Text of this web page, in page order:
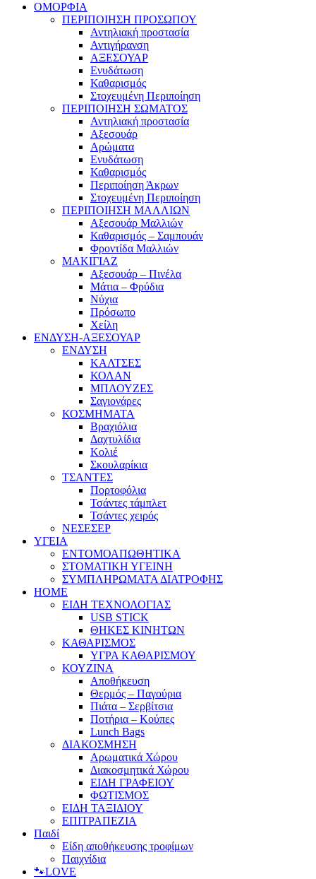
ΟΜΟΡΦΙΑ
ΠΕΡΙΠΟΙΗΣΗ ΠΡΟΣΩΠΟΥ
Αντηλιακή προστασία
Αντιγήρανση
ΑΞΕΣΟΥΑΡ
Ενυδάτωση
Καθαρισμός
Στοχευμένη Περιποίηση
ΠΕΡΙΠΟΙΗΣΗ ΣΩΜΑΤΟΣ
Αντηλιακή προστασία
Αξεσουάρ
Αρώματα
Ενυδάτωση
Καθαρισμός
Περιποίηση Άκρων
Στοχευμένη Περιποίηση
ΠΕΡΙΠΟΙΗΣΗ ΜΑΛΛΙΩΝ
Αξεσουάρ Μαλλιών
Καθαρισμός – Σαμπουάν
Φροντίδα Μαλλιών
ΜΑΚΙΓΙΑΖ
Αξεσουάρ – Πινέλα
Μάτια – Φρύδια
Νύχια
Πρόσωπο
Χείλη
ΕΝΔΥΣΗ-ΑΞΕΣΟΥΑΡ
ΕΝΔΥΣΗ
ΚΑΛΤΣΕΣ
ΚΟΛΑΝ
ΜΠΛΟΥΖΕΣ
Σαγιονάρες
ΚΟΣΜΗΜΑΤΑ
Βραχιόλια
Δαχτυλίδια
Κολιέ
Σκουλαρίκια
ΤΣΑΝΤΕΣ
Πορτοφόλια
Τσάντες τάμπλετ
Τσάντες χειρός
ΝΕΣΕΣΕΡ
ΥΓΕΙΑ
ΕΝΤΟΜΟΑΠΩΘΗΤΙΚΑ
ΣΤΟΜΑΤΙΚΗ ΥΓΕΙΝΗ
ΣΥΜΠΛΗΡΩΜΑΤΑ ΔΙΑΤΡΟΦΗΣ
HOME
ΕΙΔΗ ΤΕΧΝΟΛΟΓΙΑΣ
USB STICK
ΘΗΚΕΣ ΚΙΝΗΤΩΝ
ΚΑΘΑΡΙΣΜΟΣ
ΥΓΡΑ ΚΑΘΑΡΙΣΜΟΥ
ΚΟΥΖΙΝΑ
Αποθήκευση
Θερμός – Παγούρια
Πιάτα – Σερβίτσια
Ποτήρια – Κούπες
Lunch Bags
ΔΙΑΚΟΣΜΗΣΗ
Αρωματικά Χώρου
Διακοσμητικά Χώρου
ΕΙΔΗ ΓΡΑΦΕΙΟΥ
ΦΩΤΙΣΜΟΣ
ΕΙΔΗ ΤΑΞΙΔΙΟΥ
ΕΠΙΤΡΑΠΕΖΙΑ
Παιδί
Είδη αποθήκευσης τροφίμων
Παιχνίδια
🐾LOVE